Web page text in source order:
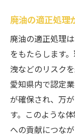
廃油の適正処理
廃油の適正処理
をもたらします
洩などのリスク
愛知県内で認定
が確保され、万
す。このような
への貢献につなが